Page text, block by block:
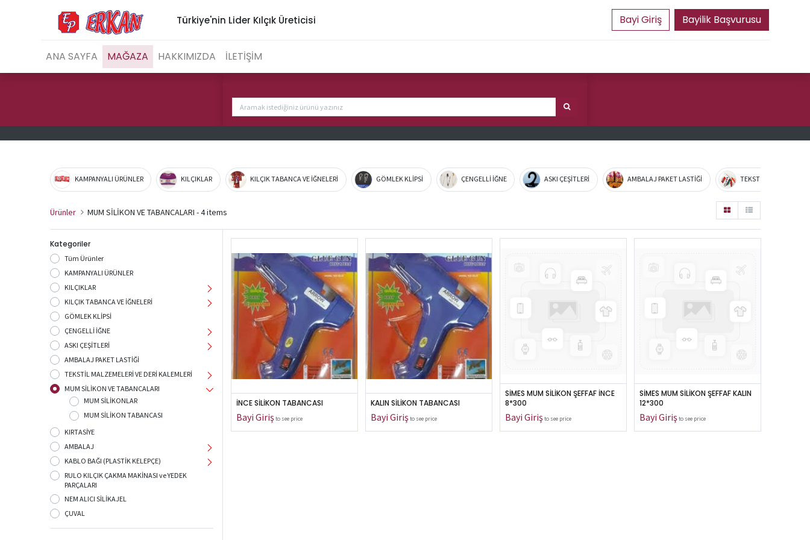
Türkiye'nin Lider Kılçık Üreticisi Bayilik Başvurusu
ANA SAYFA MAĞAZA HAKKIMIZDA İLETİŞİM
KAMPANYALI ÜRÜNLER KILÇIKLAR KILÇIK TABANCA VE İĞNELERİ GÖMLEK KLİPSİ ÇENGELLİ İĞNE ASKI ÇEŞİTLERİ AMBALAJ PAKET LASTİĞİ TEKSTİL
Ürünler MUM SİLİKON VE TABANCALARI - 4 items
Kategoriler
Tüm Ürünler
KAMPANYALI ÜRÜNLER
KILÇIKLAR
KILÇIK TABANCA VE İĞNELERİ
GÖMLEK KLİPSİ
ÇENGELLİ İĞNE
ASKI ÇEŞİTLERİ
AMBALAJ PAKET LASTİĞİ
TEKSTİL MALZEMELERİ VE DERİ KALEMLERİ
MUM SİLİKON VE TABANCALARI
MUM SİLİKONLAR
MUM SİLİKON TABANCASI
KIRTASİYE
AMBALAJ
KABLO BAĞI (PLASTİK KELEPÇE)
RULO KILÇIK ÇAKMA MAKİNASI ve YEDEK
PARÇALARI
NEM ALICI SİLİKAJEL
ÇUVAL
İNCE SİLİKON TABANCASI
to see price
KALIN SİLİKON TABANCASI
to see price
SİMES MUM SİLİKON ŞEFFAF İNCE
8*300
to see price
SİMES MUM SİLİKON ŞEFFAF KALIN
12*300
to see price